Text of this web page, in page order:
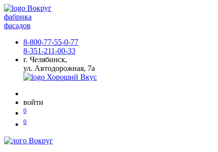
фабрика
фасадов
8-800-77-55-0-77
8-351-211-00-33
г. Челябинск,
ул. Автодорожная, 7а
войти
0
0